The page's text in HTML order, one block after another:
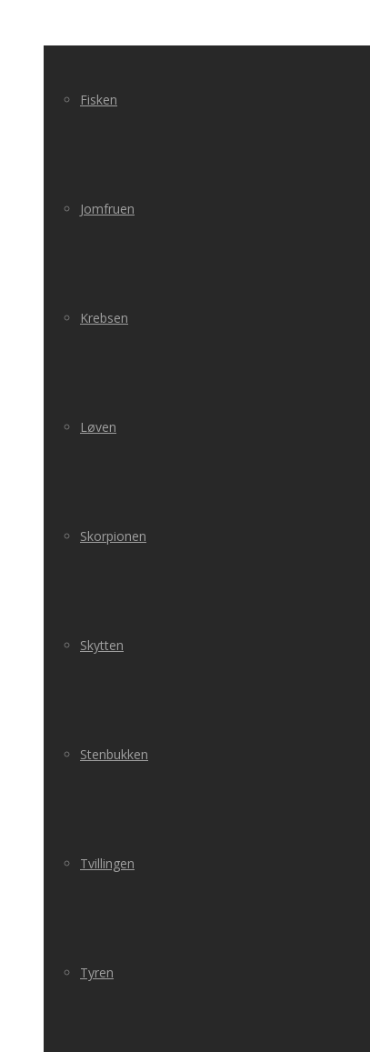
Fisken
Jomfruen
Krebsen
Løven
Skorpionen
Skytten
Stenbukken
Tvillingen
Tyren